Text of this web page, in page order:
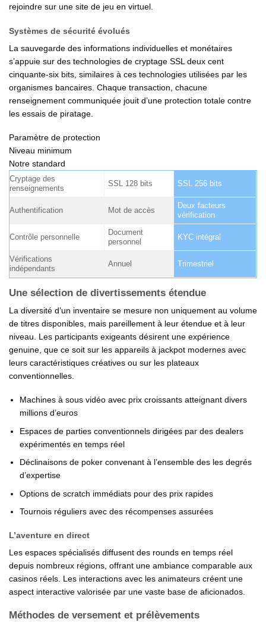
rejoindre sur une site de jeu en virtuel.
Systèmes de sécurité évolués
La sauvegarde des informations individuelles et monétaires
s’appuie sur des technologies de cryptage SSL deux cent
cinquante-six bits, similaires à ces technologies utilisées par les
organismes bancaires. Chaque transaction, chacune
renseignement communiquée jouit d’une protection totale contre
les essais de piratage.
Paramètre de protection
Niveau minimum
Notre standard
Cryptage des
renseignements
SSL 128 bits SSL 256 bits
Authentification Mot de accès
Deux facteurs
vérification
Contrôle personnelle
Document
personnel
KYC intégral
Vérifications
indépendants
Annuel Trimestriel
Une sélection de divertissements étendue
La diversité d’un inventaire se mesure non uniquement au volume
de titres disponibles, mais pareillement à leur étendue et à leur
niveau. Les participants exigeants désirent une expérience
genuine, que ce soit sur les appareils à jackpot modernes avec
leurs caractéristiques créatives ou sur les plateaux
conventionnelles.
Machines à sous vidéo avec prix croissants atteignant divers
millions d’euros
Espaces de parties conventionnels dirigées par des dealers
expérimentés en temps réel
Déclinaisons de poker convenant à l’ensemble des les degrés
d’expertise
Options de scratch immédiats pour des prix rapides
Tournois réguliers avec des récompenses assurées
L’aventure en direct
Les espaces spécialisés diffusent des rounds en temps réel
depuis nombreux régions, offrant une ambiance comparable aux
casinos réels. Les interactions avec les animateurs créent une
aspect interactive valorisée par une vaste base de aficionados.
Méthodes de versement et prélèvements